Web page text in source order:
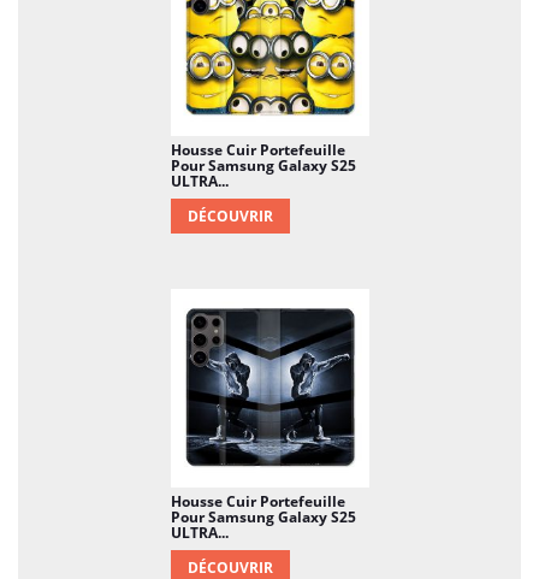
Housse Cuir Portefeuille
Pour Samsung Galaxy S25
ULTRA...
DÉCOUVRIR
Housse Cuir Portefeuille
Pour Samsung Galaxy S25
ULTRA...
DÉCOUVRIR